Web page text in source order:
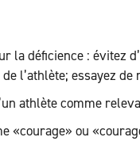
la déficience : évitez
l’athlète; essayez
athlète comme
«courage» ou